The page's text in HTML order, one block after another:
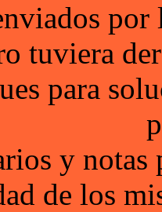
por
tuviera
para
y notas
de los